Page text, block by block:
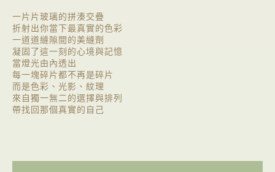
一片片玻璃的拼湊交疊
折射出你當下最真實的色彩
一道道縫隙間的美縫劑
凝固了這一刻的心境與記憶
當燈光由內透出
每一塊碎片都不再是碎片
而是色彩、光影、紋理
來自獨一無二的選擇與排列
帶找回那個真實的自己